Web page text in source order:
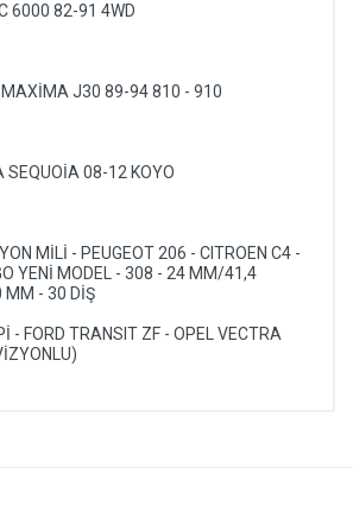
6000 82-91 4WD
MAXİMA J30 89-94 810 - 910
SEQUOİA 08-12 KOYO
MİLİ - PEUGEOT 206 - CITROEN C4 -
YENİ MODEL - 308 - 24 MM/41,4
- 30 DİŞ
- FORD TRANSIT ZF - OPEL VECTRA